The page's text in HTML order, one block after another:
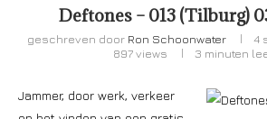
Deftones – 013 (Tilburg)
geschreven door Ron Schoonwater
4
897views 3 minuten
Jammer, door werk, verkeer